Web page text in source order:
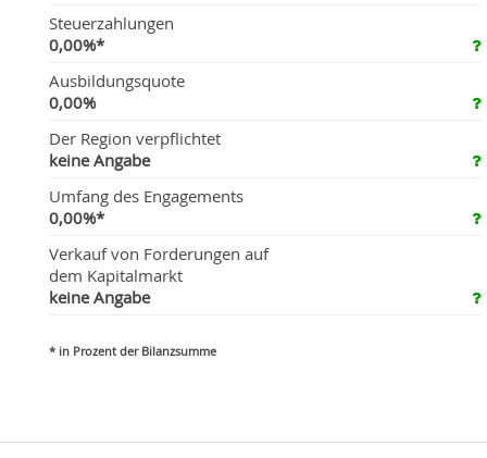
Steuerzahlungen
0,00%*
Ausbildungsquote
0,00%
Der Region verpflichtet
keine Angabe
Umfang des Engagements
0,00%*
Verkauf von Forderungen auf
dem Kapitalmarkt
keine Angabe
* in Prozent der Bilanzsumme